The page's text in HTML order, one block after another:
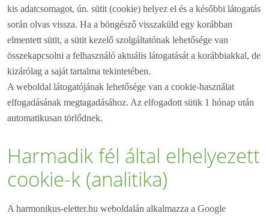
kis adatcsomagot, ún. sütit (cookie) helyez el és a későbbi látogatás
során olvas vissza. Ha a böngésző visszaküld egy korábban
elmentett sütit, a sütit kezelő szolgáltatónak lehetősége van
összekapcsolni a felhasználó aktuális látogatását a korábbiakkal, de
kizárólag a saját tartalma tekintetében.
A weboldal látogatójának lehetősége van a cookie-használat
elfogadásának megtagadásához. Az elfogadott sütik 1 hónap után
automatikusan törlődnek.
Harmadik fél által elhelyezett
cookie-k (analitika)
A harmonikus-eletter.hu weboldalán alkalmazza a Google